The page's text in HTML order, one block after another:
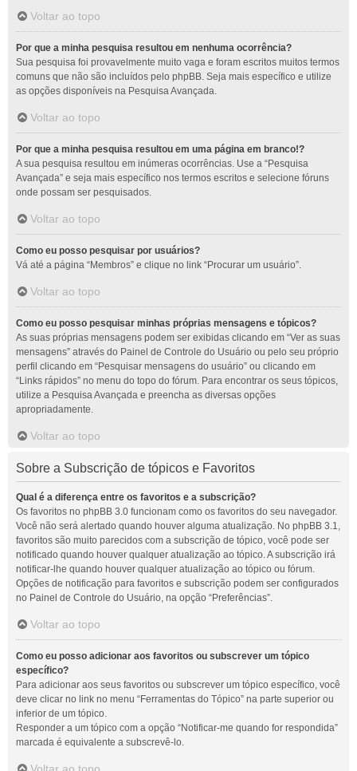
Voltar ao topo
Por que a minha pesquisa resultou em nenhuma ocorrência?
Sua pesquisa foi provavelmente muito vaga e foram escritos muitos termos
comuns que não são incluídos pelo phpBB. Seja mais específico e utilize
as opções disponíveis na Pesquisa Avançada.
Voltar ao topo
Por que a minha pesquisa resultou em uma página em branco!?
A sua pesquisa resultou em inúmeras ocorrências. Use a “Pesquisa
Avançada” e seja mais específico nos termos escritos e selecione fóruns
onde possam ser pesquisados.
Voltar ao topo
Como eu posso pesquisar por usuários?
Vá até a página “Membros” e clique no link “Procurar um usuário”.
Voltar ao topo
Como eu posso pesquisar minhas próprias mensagens e tópicos?
As suas próprias mensagens podem ser exibidas clicando em “Ver as suas
mensagens” através do Painel de Controle do Usuário ou pelo seu próprio
perfil clicando em “Pesquisar mensagens do usuário” ou clicando em
“Links rápidos” no menu do topo do fórum. Para encontrar os seus tópicos,
utilize a Pesquisa Avançada e preencha as diversas opções
apropriadamente.
Voltar ao topo
Sobre a Subscrição de tópicos e Favoritos
Qual é a diferença entre os favoritos e a subscrição?
Os favoritos no phpBB 3.0 funcionam como os favoritos do seu navegador.
Você não será alertado quando houver alguma atualização. No phpBB 3.1,
favoritos são muito parecidos com a subscrição de tópico, você pode ser
notificado quando houver qualquer atualização ao tópico. A subscrição irá
notificar-lhe quando houver qualquer atualização ao tópico ou fórum.
Opções de notificação para favoritos e subscrição podem ser configurados
no Painel de Controle do Usuário, na opção “Preferências”.
Voltar ao topo
Como eu posso adicionar aos favoritos ou subscrever um tópico
específico?
Para adicionar aos seus favoritos ou subscrever um tópico específico, você
deve clicar no link no menu “Ferramentas do Tópico” na parte superior ou
inferior de um tópico.
Responder a um tópico com a opção “Notificar-me quando for respondida”
marcada é equivalente a subscrevê-lo.